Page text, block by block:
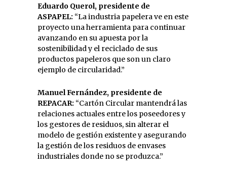
Eduardo Querol, presidente de
ASPAPEL: “La industria papelera ve en este
proyecto una herramienta para continuar
avanzando en su apuesta por la
sostenibilidad y el reciclado de sus
productos papeleros que son un claro
ejemplo de circularidad.”
Manuel Fernández, presidente de
REPACAR: “Cartón Circular mantendrá las
relaciones actuales entre los poseedores y
los gestores de residuos, sin alterar el
modelo de gestión existente y asegurando
la gestión de los residuos de envases
industriales donde no se produzca.”